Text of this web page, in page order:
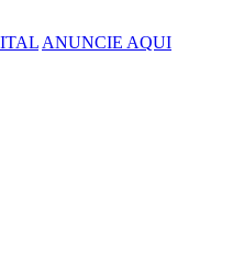
ANUNCIE AQUI